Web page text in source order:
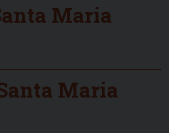
Maria
Maria